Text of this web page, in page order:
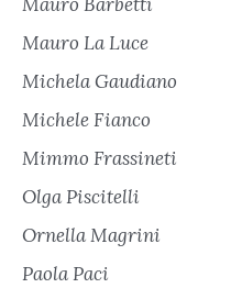
Mauro Barbetti
Mauro La Luce
Michela Gaudiano
Michele Fianco
Mimmo Frassineti
Olga Piscitelli
Ornella Magrini
Paola Paci